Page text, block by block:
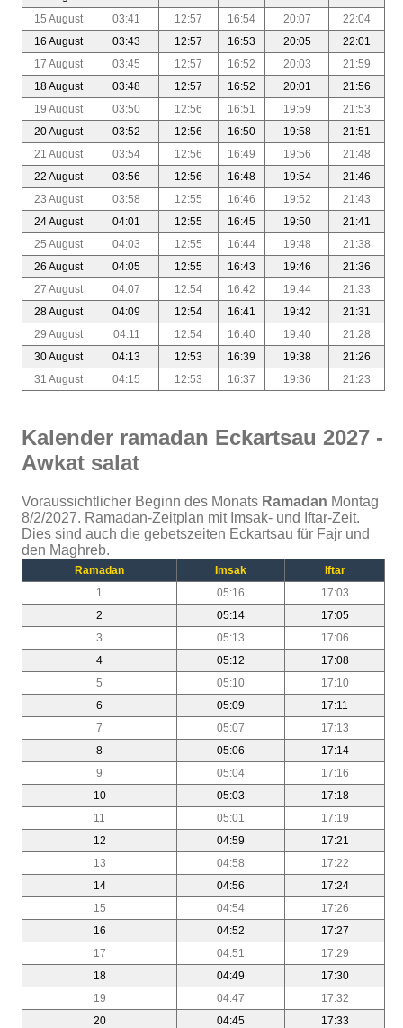
15 August
03:41 12:57 16:54 20:07
22:04
16 August
03:43 12:57 16:53 20:05
22:01
17 August
03:45 12:57 16:52 20:03
21:59
18 August
03:48 12:57 16:52 20:01
21:56
19 August
03:50 12:56 16:51 19:59
21:53
20 August
03:52 12:56 16:50 19:58
21:51
21 August
03:54 12:56 16:49 19:56
21:48
22 August
03:56 12:56 16:48 19:54
21:46
23 August
03:58 12:55 16:46 19:52
21:43
24 August
04:01 12:55 16:45 19:50
21:41
25 August
04:03 12:55 16:44 19:48
21:38
26 August
04:05 12:55 16:43 19:46
21:36
27 August
04:07 12:54 16:42 19:44
21:33
28 August
04:09 12:54 16:41 19:42
21:31
29 August
04:11 12:54 16:40 19:40
21:28
30 August
04:13 12:53 16:39 19:38
21:26
31 August
04:15 12:53 16:37 19:36 21:23
Kalender ramadan Eckartsau 2027 -
Awkat salat
Voraussichtlicher Beginn des Monats Ramadan Montag
8/2/2027. Ramadan-Zeitplan mit Imsak- und Iftar-Zeit.
Dies sind auch die gebetszeiten Eckartsau für Fajr und
den Maghreb.
Ramadan Imsak
Iftar
1
05:16
17:03
2
05:14
17:05
3
05:13
17:06
4
05:12
17:08
5
05:10
17:10
6
05:09
17:11
7
05:07
17:13
8
05:06
17:14
9
05:04
17:16
10
05:03
17:18
11
05:01
17:19
12
04:59
17:21
13
04:58
17:22
14
04:56
17:24
15
04:54
17:26
16
04:52
17:27
17
04:51
17:29
18
04:49
17:30
19
04:47
17:32
20
04:45
17:33